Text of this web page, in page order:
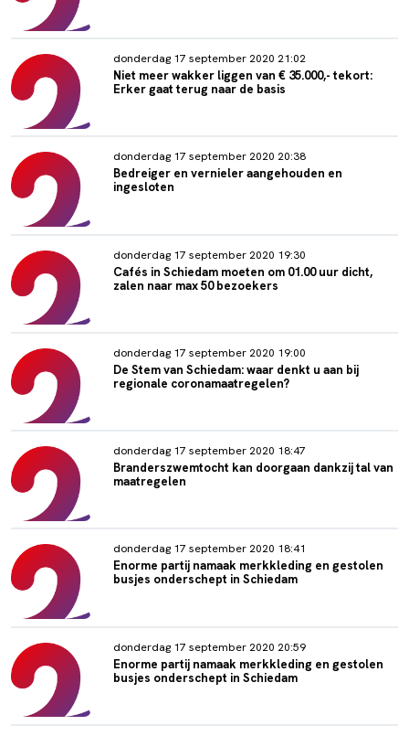
donderdag 17 september 2020 21:02
Niet meer wakker liggen van € 35.000,- tekort:
Erker gaat terug naar de basis
donderdag 17 september 2020 20:38
Bedreiger en vernieler aangehouden en
ingesloten
donderdag 17 september 2020 19:30
Cafés in Schiedam moeten om 01.00 uur dicht,
zalen naar max 50 bezoekers
donderdag 17 september 2020 19:00
De Stem van Schiedam: waar denkt u aan bij
regionale coronamaatregelen?
donderdag 17 september 2020 18:47
Branderszwemtocht kan doorgaan dankzij tal van
maatregelen
donderdag 17 september 2020 18:41
Enorme partij namaak merkkleding en gestolen
busjes onderschept in Schiedam
donderdag 17 september 2020 20:59
Enorme partij namaak merkkleding en gestolen
busjes onderschept in Schiedam